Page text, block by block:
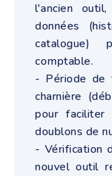
l'ancien
données
catalogue)
comptable.
- Période de
charnière
pour
doublons de
- Vérification
nouvel outil